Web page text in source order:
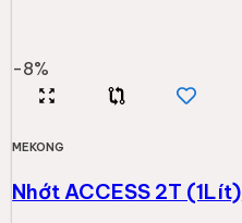
-8%
MEKONG
Nhớt ACCESS 2T (1Lít)